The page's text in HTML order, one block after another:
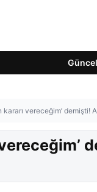
kararı vereceğim’ demişti!